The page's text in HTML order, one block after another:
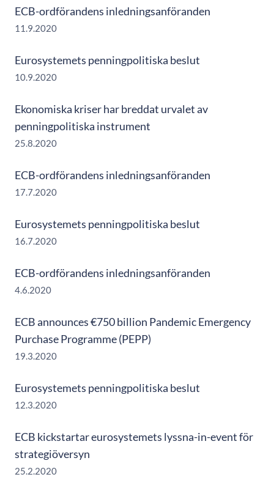
ECB-ordförandens inledningsanföranden
11.9.2020
Eurosystemets penningpolitiska beslut
10.9.2020
Ekonomiska kriser har breddat urvalet av
penningpolitiska instrument
25.8.2020
ECB-ordförandens inledningsanföranden
17.7.2020
Eurosystemets penningpolitiska beslut
16.7.2020
ECB-ordförandens inledningsanföranden
4.6.2020
ECB announces €750 billion Pandemic Emergency
Purchase Programme (PEPP)
19.3.2020
Eurosystemets penningpolitiska beslut
12.3.2020
ECB kickstartar eurosystemets lyssna-in-event för
strategiöversyn
25.2.2020